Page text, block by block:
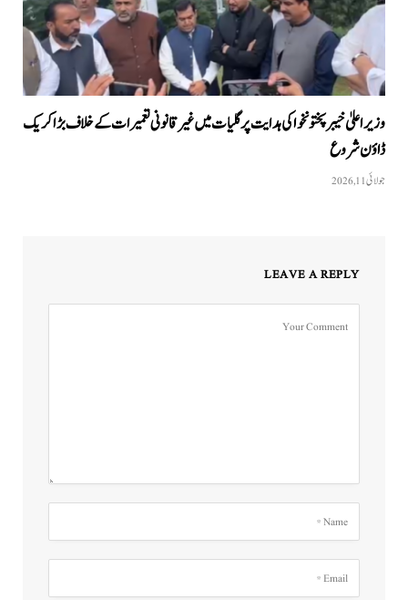
وزیراعلیٰ خیبر پختونخوا کی ہدایت پر گلیات میں غیر قانونی تعمیرات کے خلاف بڑا کریک
ڈاؤن شروع
جولائی 11, 2026
LEAVE A REPLY